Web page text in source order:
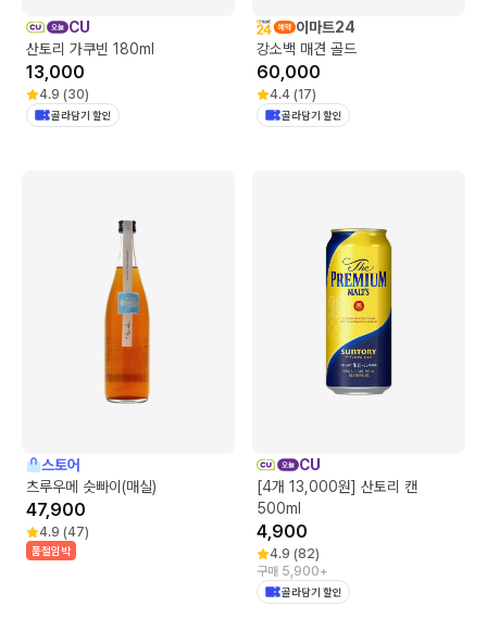
CU
산토리 가쿠빈 180ml
13,000
4.9 (30)
골라담기 할인
이마트24
강소백 매견 골드
60,000
4.4 (17)
골라담기 할인
스토어
츠루우메 슷빠이(매실)
47,900
4.9 (47)
품절임박
CU
[4개 13,000원] 산토리 캔
500ml
4,900
4.9 (82)
구매 5,900+
골라담기 할인